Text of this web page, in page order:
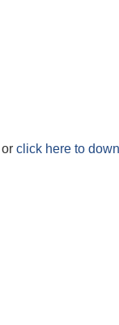
or click here to